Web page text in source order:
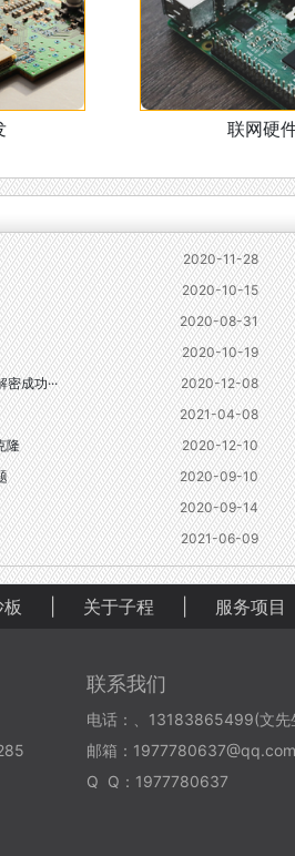
联网硬
2020-11-28
2020-10-15
2020-08-31
2020-10-19
成功···
2020-12-08
2021-04-08
隆
2020-12-10
2020-09-10
2020-09-14
2021-06-09
关于子程 服务项目
联系我们
电话：、13183865499(文先
邮箱：1977780637@qq.com
Q Q：1977780637